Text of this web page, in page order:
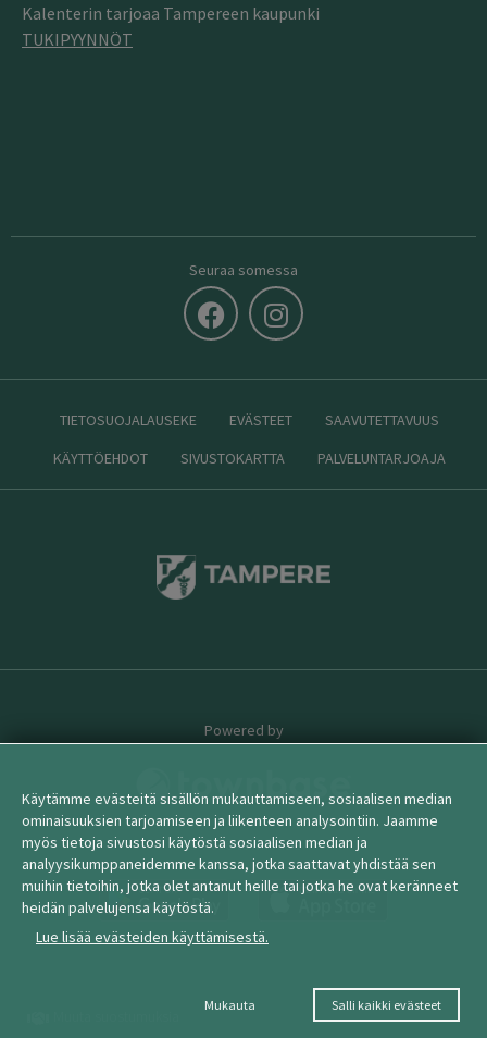
Kalenterin tarjoaa Tampereen kaupunki
TUKIPYYNNÖT
Seuraa somessa
TIETOSUOJALAUSEKE EVÄSTEET
SAAVUTETTAVUUS
KÄYTTÖEHDOT
SIVUSTOKARTTA PALVELUNTARJOAJA
Powered by
© 2026 townbase
Käytämme evästeitä sisällön mukauttamiseen, sosiaalisen median
ominaisuuksien tarjoamiseen ja liikenteen analysointiin. Jaamme
myös tietoja sivustosi käytöstä sosiaalisen median ja
analyysikumppaneidemme kanssa, jotka saattavat yhdistää sen
muihin tietoihin, jotka olet antanut heille tai jotka he ovat keränneet
heidän palvelujensa käytöstä.
Lue lisää evästeiden käyttämisestä.
Mukauta Salli kaikki evästeet